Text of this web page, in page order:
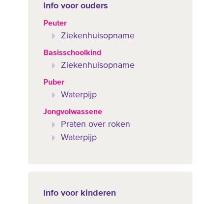
Info voor ouders
Peuter
Ziekenhuisopname
Basisschoolkind
Ziekenhuisopname
Puber
Waterpijp
Jongvolwassene
Praten over roken
Waterpijp
Info voor kinderen